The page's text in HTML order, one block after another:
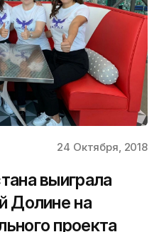
24 Октября, 2018
выиграла
Долине на
проекта